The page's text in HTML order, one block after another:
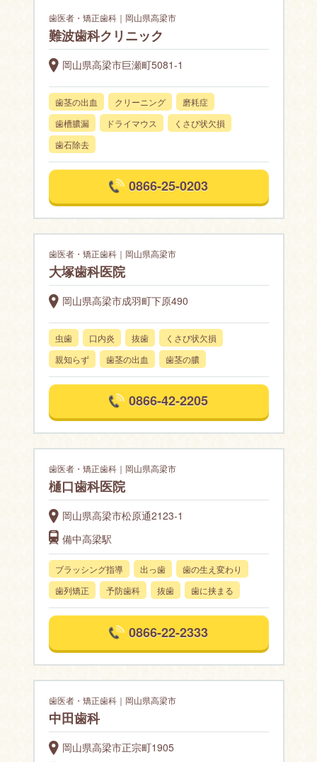
歯医者・矯正歯科｜岡山県高梁市
難波歯科クリニック
岡山県高梁市巨瀬町5081-1
歯茎の出血 クリーニング
磨耗症
歯槽膿漏
ドライマウス
くさび状欠損
歯石除去
0866-25-0203
歯医者・矯正歯科｜岡山県高梁市
大塚歯科医院
岡山県高梁市成羽町下原490
虫歯 口内炎 抜歯
くさび状欠損
親知らず
歯茎の出血 歯茎の膿
0866-42-2205
歯医者・矯正歯科｜岡山県高梁市
樋口歯科医院
岡山県高梁市松原通2123-1
備中高梁駅
ブラッシング指導 出っ歯
歯の生え変わり
歯列矯正
予防歯科 抜歯 歯に挟まる
0866-22-2333
歯医者・矯正歯科｜岡山県高梁市
中田歯科
岡山県高梁市正宗町1905